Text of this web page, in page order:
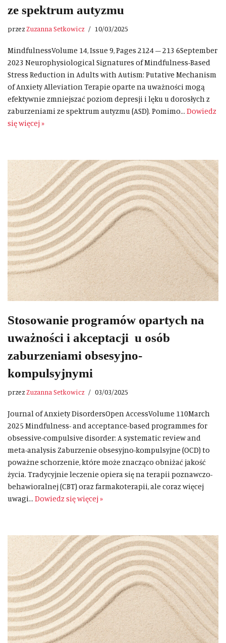
ze spektrum autyzmu
przezZuzanna Setkowicz 10/03/2025
MindfulnessVolume 14, Issue 9, Pages 2124 – 213 6September
2023 Neurophysiological Signatures of Mindfulness-Based
Stress Reduction in Adults with Autism: Putative Mechanism
of Anxiety Alleviation Terapie oparte na uważności mogą
efektywnie zmniejszać poziom depresji i lęku u dorosłych z
zaburzeniami ze spektrum autyzmu (ASD). Pomimo… Dowiedz
się więcej »
Stosowanie programów opartych na
uważności i akceptacji u osób
zaburzeniami obsesyjno-
kompulsyjnymi
przez Zuzanna Setkowicz 03/03/2025
Journal of Anxiety DisordersOpen AccessVolume 110March
2025 Mindfulness- and acceptance-based programmes for
obsessive-compulsive disorder: A systematic review and
meta-analysis Zaburzenie obsesyjno-kompulsyjne (OCD) to
poważne schorzenie, które może znacząco obniżać jakość
życia. Tradycyjnie leczenie opiera się na terapii poznawczo-
behawioralnej (CBT) oraz farmakoterapii, ale coraz więcej
uwagi… Dowiedz się więcej »